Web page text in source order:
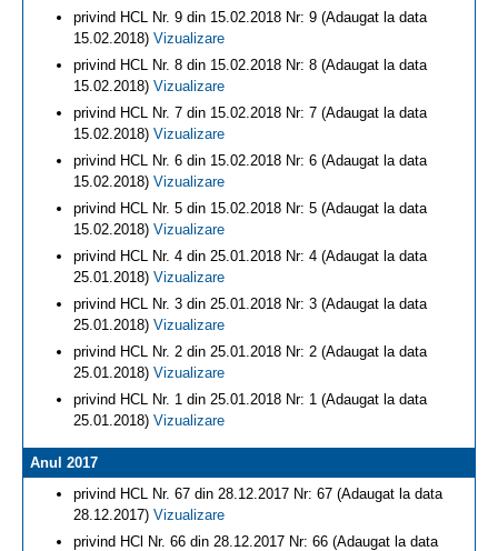
privind HCL Nr. 9 din 15.02.2018 Nr: 9 (Adaugat la data
15.02.2018) Vizualizare
privind HCL Nr. 8 din 15.02.2018 Nr: 8 (Adaugat la data
15.02.2018) Vizualizare
privind HCL Nr. 7 din 15.02.2018 Nr: 7 (Adaugat la data
15.02.2018) Vizualizare
privind HCL Nr. 6 din 15.02.2018 Nr: 6 (Adaugat la data
15.02.2018) Vizualizare
privind HCL Nr. 5 din 15.02.2018 Nr: 5 (Adaugat la data
15.02.2018) Vizualizare
privind HCL Nr. 4 din 25.01.2018 Nr: 4 (Adaugat la data
25.01.2018) Vizualizare
privind HCL Nr. 3 din 25.01.2018 Nr: 3 (Adaugat la data
25.01.2018) Vizualizare
privind HCL Nr. 2 din 25.01.2018 Nr: 2 (Adaugat la data
25.01.2018) Vizualizare
privind HCL Nr. 1 din 25.01.2018 Nr: 1 (Adaugat la data
25.01.2018) Vizualizare
Anul 2017
privind HCL Nr. 67 din 28.12.2017 Nr: 67 (Adaugat la data
28.12.2017) Vizualizare
privind HCl Nr. 66 din 28.12.2017 Nr: 66 (Adaugat la data